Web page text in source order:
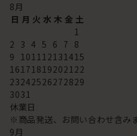
8月
日 月 火 水 木 金 土
1
2 3 4 5 6 7 8
9 101112131415
16171819202122
23242526272829
3031
休業日
※商品発送、お問い合わせ含みま
9月